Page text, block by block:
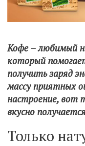
Кофе – любимый
который
получить заряд
массу приятных
настроение, вот
вкусно
Только